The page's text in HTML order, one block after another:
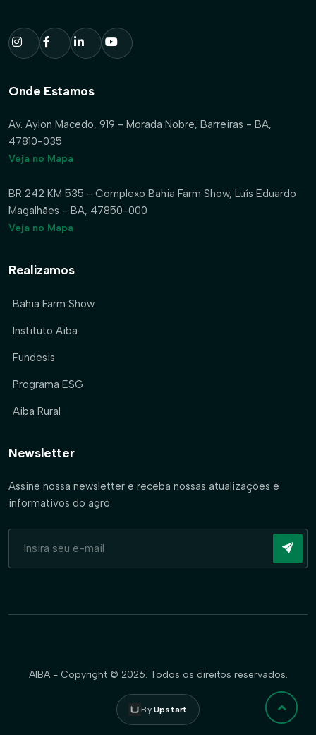
Onde Estamos
Av. Aylon Macedo, 919 - Morada Nobre, Barreiras - BA,
47810-035
Veja no Mapa
BR 242 KM 535 - Complexo Bahia Farm Show, Luís Eduardo
Magalhães - BA, 47850-000
Veja no Mapa
Realizamos
Bahia Farm Show
Instituto Aiba
Fundesis
Programa ESG
Aiba Rural
Newsletter
Assine nossa newsletter e receba nossas atualizações e
informativos do agro.
AIBA - Copyright © 2026. Todos os direitos reservados.
ByUpstart